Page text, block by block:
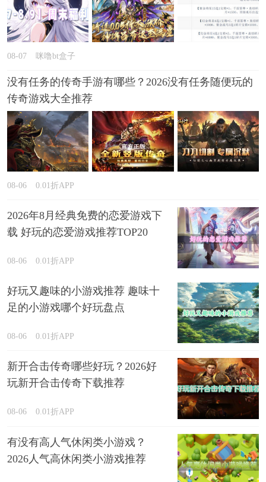
08-07 咪噜bt盒子
没有任务的传奇手游有哪些？2026没有任务随便玩的
传奇游戏大全推荐
08-06 0.01折APP
2026年8月经典免费的恋爱游戏下
载 好玩的恋爱游戏推荐TOP20
08-06 0.01折APP
好玩又趣味的小游戏推荐 趣味十
足的小游戏哪个好玩盘点
08-06 0.01折APP
新开合击传奇哪些好玩？2026好
玩新开合击传奇下载推荐
08-06 0.01折APP
有没有高人气休闲类小游戏？
2026人气高休闲类小游戏推荐